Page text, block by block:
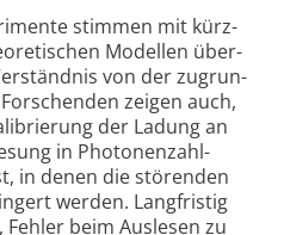
stim­men mit kürz­
Mo­del­len über­
von der zu­grun­
zei­gen auch,
der La­dung an
in Pho­to­nen­zahl-
in denen die stö­ren­den
wer­den. Lang­fris­tig
beim Aus­le­sen zu